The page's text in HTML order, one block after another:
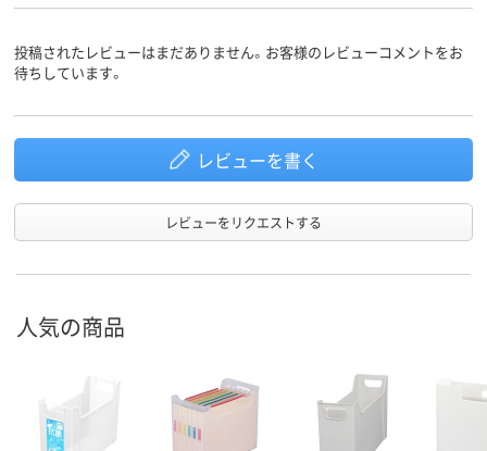
投稿されたレビューはまだありません。お客様のレビューコメントをお
待ちしています。
レビューを書く
レビューをリクエストする
人気の商品